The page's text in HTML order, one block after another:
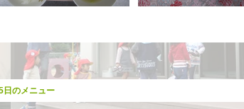
日のメニュー